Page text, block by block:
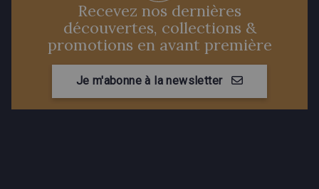
Recevez nos dernières
découvertes, collections &
promotions en avant première
Je m'abonne à la newsletter